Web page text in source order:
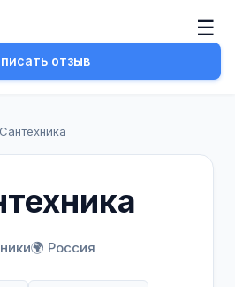
☰
отзыв
🌍 Россия